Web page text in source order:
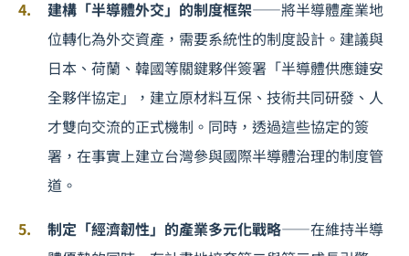
建構「半導體外交」的制度框架——將半導體產業地
位轉化為外交資產，需要系統性的制度設計。建議與
日本、荷蘭、韓國等關鍵夥伴簽署「半導體供應鏈安
全夥伴協定」，建立原材料互保、技術共同研發、人
才雙向交流的正式機制。同時，透過這些協定的簽
署，在事實上建立台灣參與國際半導體治理的制度管
道。
制定「經濟韌性」的產業多元化戰略——在維持半導